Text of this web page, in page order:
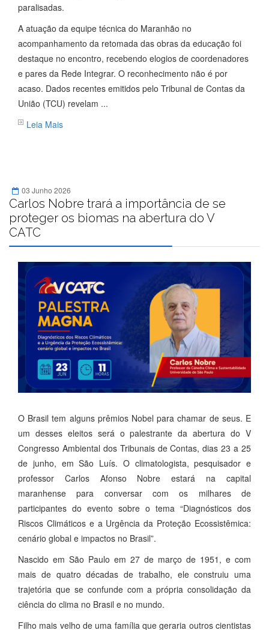
paralisadas.
A atuação da equipe técnica do Maranhão no
acompanhamento da retomada das obras da educação foi
destaque no encontro, recebendo elogios de coordenadores
e pares da Rede Integrar. O reconhecimento não é por
acaso. Dados recentes emitidos pelo Tribunal de Contas da
União (TCU) revelam ...
Leia Mais
03 Junho 2026
Carlos Nobre trará a importância de se
proteger os biomas na abertura do V
CATC
O Brasil tem alguns prêmios Nobel para chamar de seus. E
um desses eleitos será o palestrante da abertura do V
Congresso Ambiental dos Tribunais de Contas, dias 23 a 25
de junho, em São Luís. O climatologista, pesquisador e
professor Carlos Afonso Nobre estará na capital
maranhense para conversar com os milhares de
participantes do evento sobre o tema “Diagnósticos dos
Riscos Climáticos e a Urgência da Proteção Ecossistêmica:
cenário global e impactos no Brasil”.
Nascido em São Paulo em 27 de março de 1951, e com
mais de quatro décadas de trabalho, ele construiu uma
trajetória que se confunde com a própria consolidação da
ciência do clima no Brasil e no mundo.
Filho mais velho de uma família que geraria outros cientistas